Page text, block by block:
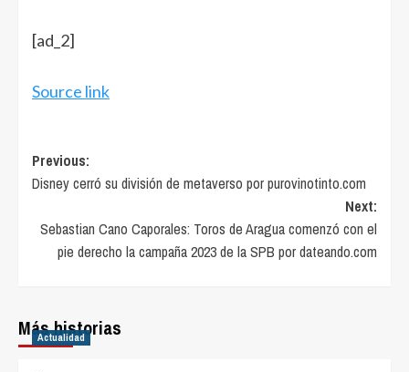
[ad_2]
Source link
Post
navigation
Previous:
Disney cerró su división de metaverso por purovinotinto.com
Next:
Sebastian Cano Caporales: Toros de Aragua comenzó con el
pie derecho la campaña 2023 de la SPB por dateando.com
Más historias
Actualidad